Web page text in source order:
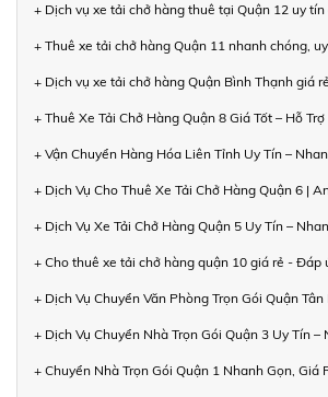
+ Dịch vụ xe tải chở hàng thuê tại Quận 12 uy tín
+ Thuê xe tải chở hàng Quận 11 nhanh chóng,
+ Dịch vụ xe tải chở hàng Quận Bình Thạnh giá
+ Thuê Xe Tải Chở Hàng Quận 8 Giá Tốt – Hỗ
+ Vận Chuyển Hàng Hóa Liên Tỉnh Uy Tín –
+ Dịch Vụ Cho Thuê Xe Tải Chở Hàng Quận 6 |
+ Dịch Vụ Xe Tải Chở Hàng Quận 5 Uy Tín –
+ Cho thuê xe tải chở hàng quận 10 giá rẻ - Đáp
+ Dịch Vụ Chuyển Văn Phòng Trọn Gói Quận Tân
+ Dịch Vụ Chuyển Nhà Trọn Gói Quận 3 Uy Tín –
+ Chuyển Nhà Trọn Gói Quận 1 Nhanh Gọn, Giá